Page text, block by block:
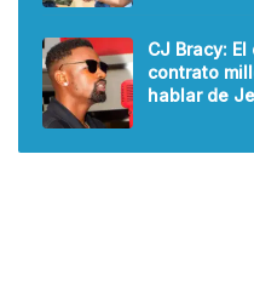
CJ Bracy:
contrato
hablar de